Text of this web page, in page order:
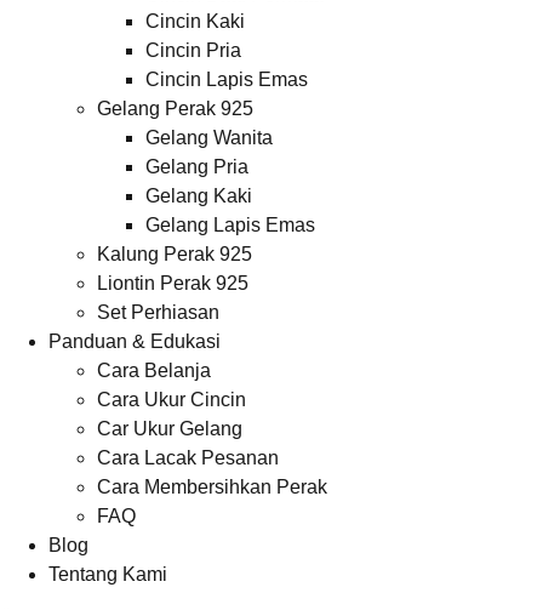
Cincin Kaki
Cincin Pria
Cincin Lapis Emas
Gelang Perak 925
Gelang Wanita
Gelang Pria
Gelang Kaki
Gelang Lapis Emas
Kalung Perak 925
Liontin Perak 925
Set Perhiasan
Panduan & Edukasi
Cara Belanja
Cara Ukur Cincin
Car Ukur Gelang
Cara Lacak Pesanan
Cara Membersihkan Perak
FAQ
Blog
Tentang Kami